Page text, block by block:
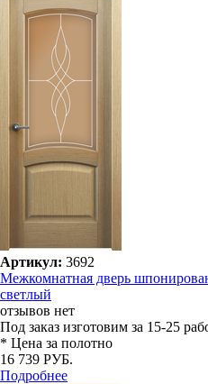
Артикул: 3692
Межкомнатная дверь
светлый
отзывов нет
Под заказ изготовим за 15-25
* Цена за полотно
16 739 РУБ.
Подробнее